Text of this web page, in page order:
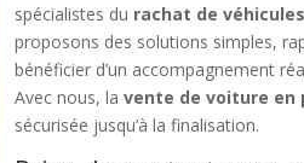
spécialistes du rachat de
proposons des solutions simples,
bénéficier d’un accompagnement
Avec nous, lavente de voiture en
sécurisée jusqu’à la finalisation.